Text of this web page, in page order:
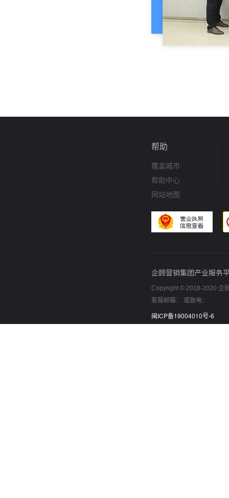
帮助
覆盖城市
帮助中心
网站地图
企顾营销集团产业服务
Copyright © 2018-2020 企
客服邮箱： 或致电：
闽ICP备19004010号-6